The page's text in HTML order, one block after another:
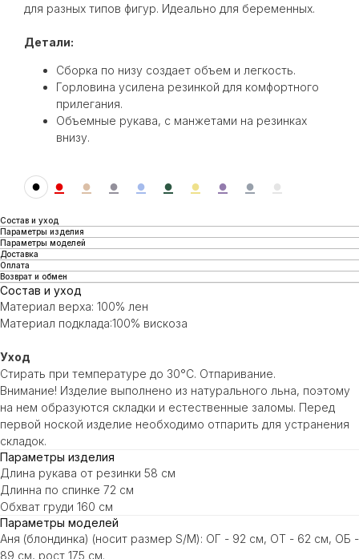
для разных типов фигур. Идеально для беременных.
Детали:
Сборка по низу создает объем и легкость.
Горловина усилена резинкой для комфортного
прилегания.
Объемные рукава, с манжетами на резинках
внизу.
● ● ● ● ● ● ● ● ● ●
Состав и уход
Параметры изделия
Параметры моделей
Доставка
Оплата
Возврат и обмен
Состав и уход
Материал верха: 100% лен
Материал подклада:100% вискоза
Уход
Стирать при температуре до 30°C. Отпаривание.
Внимание! Изделие выполнено из натурального льна, поэтому
на нем образуются складки и естественные заломы. Перед
первой ноской изделие необходимо отпарить для устранения
складок.
Параметры изделия
Длина рукава от резинки 58 см
Длинна по спинке 72 см
Обхват груди 160 см
Параметры моделей
Аня (блондинка) (носит размер S/M): ОГ - 92 см, ОТ - 62 см, ОБ -
89 см, рост 175 см.